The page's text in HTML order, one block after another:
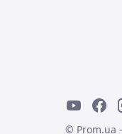
© Prom.ua